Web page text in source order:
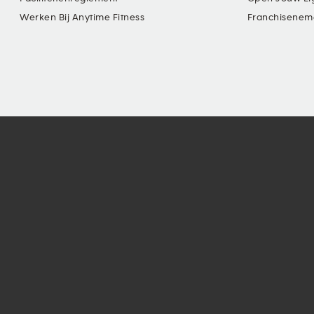
Werken Bij Anytime Fitness